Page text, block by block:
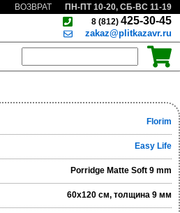
ВОЗВРАТ
ПН-ПТ 10-20, СБ-ВС 11-19
8 (812) 425-30-45
zakaz@plitkazavr.ru
Florim
Easy Life
Porridge Matte Soft 9 mm
60x120 см, толщина 9 мм